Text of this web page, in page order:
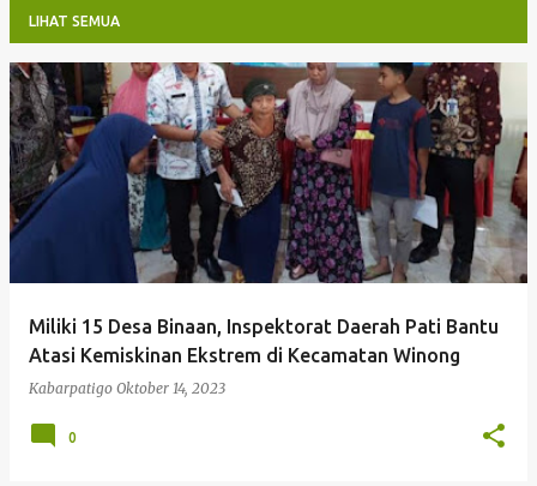
LIHAT SEMUA
P
o
s
t
Miliki 15 Desa Binaan, Inspektorat Daerah Pati Bantu
Atasi Kemiskinan Ekstrem di Kecamatan Winong
Kabarpatigo Oktober 14, 2023
0
Kabarpatigo